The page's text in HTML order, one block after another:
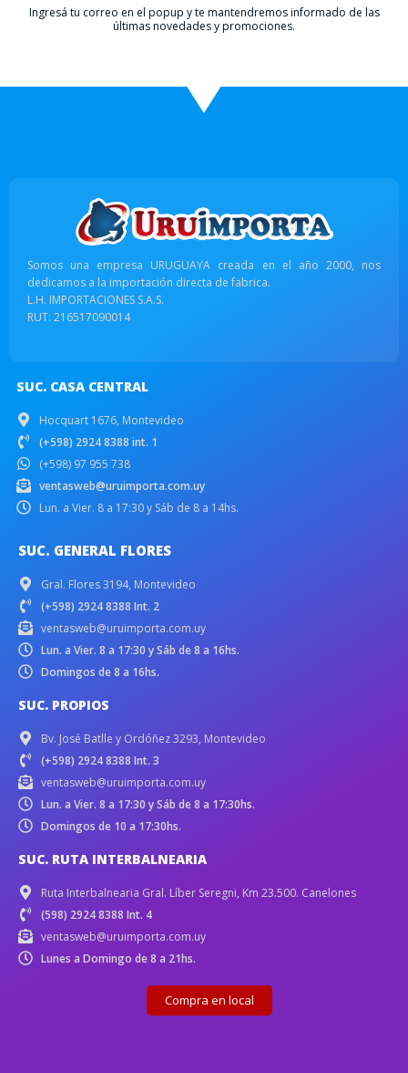
Ingresá tu correo en el popup y te mantendremos informado de las
últimas novedades y promociones.
Somos una empresa URUGUAYA creada en el año 2000, nos
dedicamos a la importación directa de fabrica.
L.H. IMPORTACIONES S.A.S.
RUT: 216517090014
SUC. CASA CENTRAL
Hocquart 1676, Montevideo
(+598) 2924 8388 int. 1
(+598) 97 955 738
ventasweb@uruimporta.com.uy
Lun. a Vier. 8 a 17:30 y Sáb de 8 a 14hs.
SUC. GENERAL FLORES
Gral. Flores 3194, Montevideo
(+598) 2924 8388 Int. 2
ventasweb@uruimporta.com.uy
Lun. a Vier. 8 a 17:30 y Sáb de 8 a 16hs.
Domingos de 8 a 16hs.
SUC. PROPIOS
Bv. José Batlle y Ordóñez 3293, Montevideo
(+598) 2924 8388 Int. 3
ventasweb@uruimporta.com.uy
Lun. a Vier. 8 a 17:30 y Sáb de 8 a 17:30hs.
Domingos de 10 a 17:30hs.
SUC. RUTA INTERBALNEARIA
Ruta Interbalnearia Gral. Líber Seregni, Km 23.500. Canelones
(598) 2924 8388 Int. 4
ventasweb@uruimporta.com.uy
Lunes a Domingo de 8 a 21hs.
Compra en local